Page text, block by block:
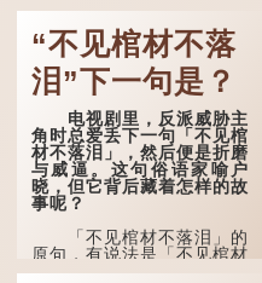
在古代，男子一般于二
十岁进行冠礼，冠礼完成后
便是成人，但由于未达壮
年，所以又称「弱冠」。
《礼记·曲礼》明确记载：
「人生十年曰幼，学；二十
曰弱，冠；三十曰壮，有
室。」这说明三十岁...
“不见棺材不落
泪”下一句是？
电视剧里，反派威胁主
角时总爱丢下一句「不见棺
材不落泪」，然后便是折磨
与威逼。这句俗语家喻户
晓，但它背后藏着怎样的故
事呢？
「不见棺材不落泪」的
原句，有说法是「不见棺材
不下泪」或「不见亲棺不下